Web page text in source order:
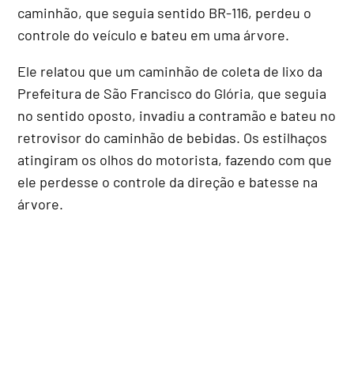
caminhão, que seguia sentido BR-116, perdeu o
controle do veículo e bateu em uma árvore.
Ele relatou que um caminhão de coleta de lixo da
Prefeitura de São Francisco do Glória, que seguia
no sentido oposto, invadiu a contramão e bateu no
retrovisor do caminhão de bebidas. Os estilhaços
atingiram os olhos do motorista, fazendo com que
ele perdesse o controle da direção e batesse na
árvore.